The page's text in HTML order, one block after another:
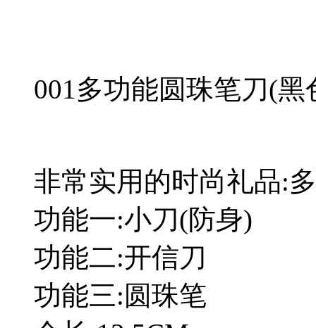
001多功能圆珠笔刀(黑
非常实用的时尚礼品:
功能一:小刀(防身)
功能二:开信刀
功能三:圆珠笔